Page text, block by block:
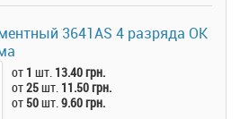
3641AS 4 разряда ОК
от 1 шт. 13.40 грн.
от25шт. 11.50 грн.
от 50шт.9.60 грн.